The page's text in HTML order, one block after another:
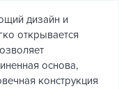
дизайн и
открывается
основа,
конструкция